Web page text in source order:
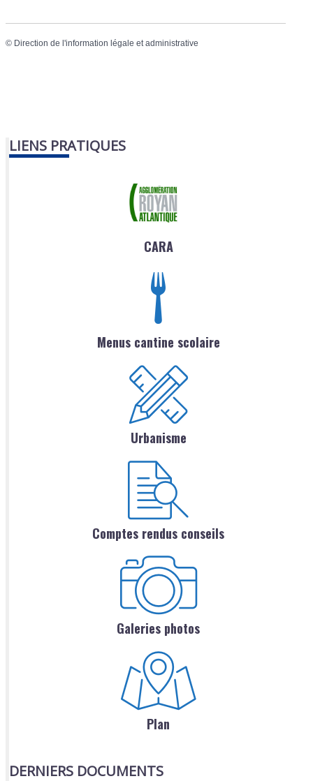
© Direction de l'information légale et administrative
LIENS PRATIQUES
CARA
Menus cantine scolaire
Urbanisme
Comptes rendus conseils
Galeries photos
Plan
DERNIERS DOCUMENTS